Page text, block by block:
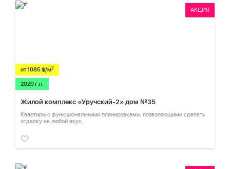
АКЦИЯ
от 1085 $/м2
2020 г.п.
Жилой комплекс «Уручский-2» дом №35
Квартиры с функциональными планировками, позволяющими сделать
отделку на любой вкус.